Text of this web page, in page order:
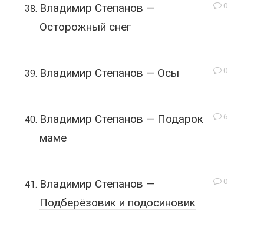
0
Владимир Степанов —
Осторожный снег
0
Владимир Степанов — Осы
6
Владимир Степанов — Подарок
маме
0
Владимир Степанов —
Подберёзовик и подосиновик